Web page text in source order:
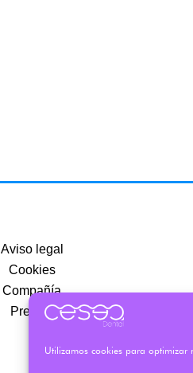
Utilizamos cookies para optimizar
Aviso legal
Cookies
Compañía
Precios